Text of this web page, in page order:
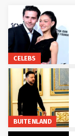
CELEBS
BUITENLAND